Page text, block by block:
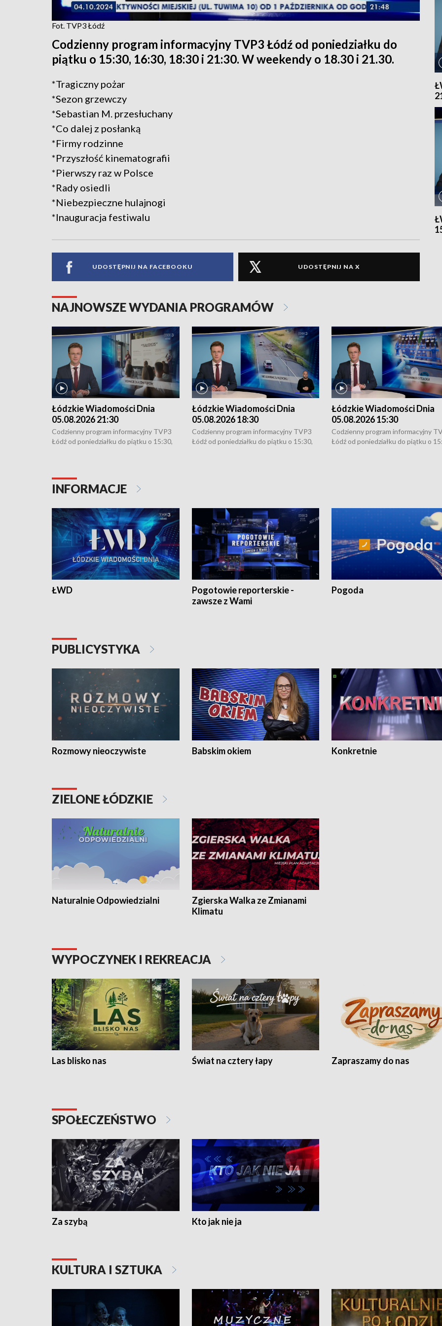
Fot. TVP3 Łódź
Codzienny program informacyjny TVP3 Łódź od poniedziałku do
piątku o 15:30, 16:30, 18:30 i 21:30. W weekendy o 18.30 i 21.30.
*Tragiczny pożar
*Sezon grzewczy
*Sebastian M. przesłuchany
*Co dalej z posłanką
*Firmy rodzinne
*Przyszłość kinematografii
*Pierwszy raz w Polsce
*Rady osiedli
*Niebezpieczne hulajnogi
*Inauguracja festiwalu
UDOSTĘPNIJ NA FACEBOOKU UDOSTĘPNIJ NA X
NAJNOWSZE WYDANIA PROGRAMÓW
Łódzkie Wiadomości Dnia
05.08.2026 21:30
Codzienny program informacyjny TVP3
Łódź od poniedziałku do piątku o 15:30,
Łódzkie Wiadomości Dnia
05.08.2026 18:30
Codzienny program informacyjny TVP3
Łódź od poniedziałku do piątku o 15:30,
Łódzkie Wiadomości Dnia
05.08.2026 15:30
Codzienny program informacyjny
Łódź od poniedziałku do piątku o
INFORMACJE
ŁWD
Pogotowie reporterskie -
zawsze z Wami
Pogoda
PUBLICYSTYKA
Rozmowy nieoczywiste Babskim okiem Konkretnie
ZIELONE ŁÓDZKIE
Naturalnie Odpowiedzialni
Zgierska Walka ze Zmianami
Klimatu
WYPOCZYNEK I REKREACJA
Las blisko nas Świat na cztery łapy Zapraszamy do nas
SPOŁECZEŃSTWO
Za szybą Kto jak nie ja
KULTURA I SZTUKA